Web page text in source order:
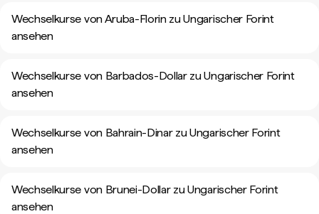
Wechselkurse von Aruba-Florin zu Ungarischer Forint
ansehen
Wechselkurse von Barbados-Dollar zu Ungarischer Forint
ansehen
Wechselkurse von Bahrain-Dinar zu Ungarischer Forint
ansehen
Wechselkurse von Brunei-Dollar zu Ungarischer Forint
ansehen